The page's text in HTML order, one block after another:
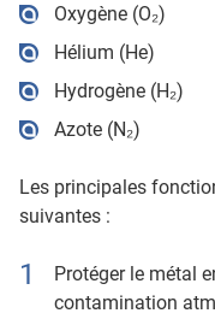
Oxygène (O₂)
Hélium (He)
Hydrogène (H₂)
Azote (N₂)
Les principales
suivantes :
Protéger le métal
contamination